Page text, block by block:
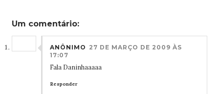
Um comentário:
ANÔNIMO 27 DE MARÇO DE 2009 ÀS
17:07
Fala Daninhaaaaa
Responder